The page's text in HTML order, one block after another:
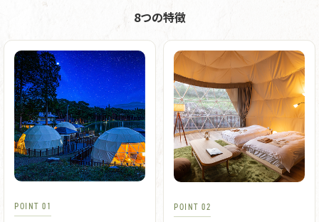
8つの特徴
POINT 01 POINT 02